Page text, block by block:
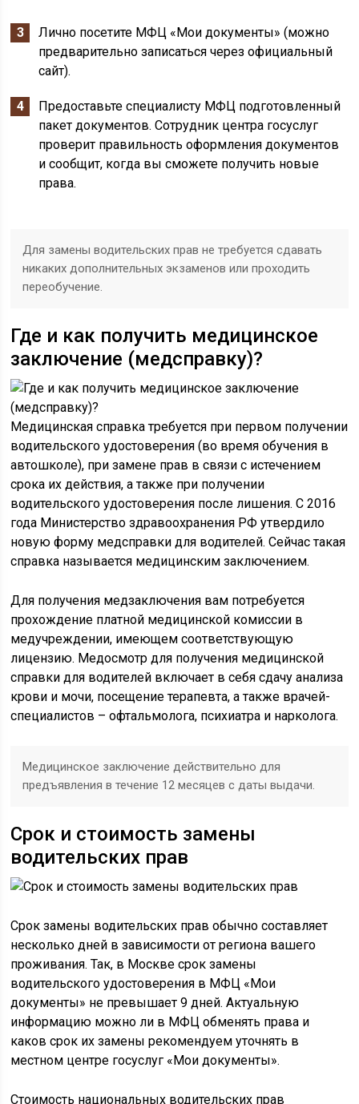
Лично посетите МФЦ «Мои документы» (можно
предварительно записаться через официальный
сайт).
Предоставьте специалисту МФЦ подготовленный
пакет документов. Сотрудник центра госуслуг
проверит правильность оформления документов
и сообщит, когда вы сможете получить новые
права.
Для замены водительских прав не требуется сдавать
никаких дополнительных экзаменов или проходить
переобучение.
Где и как получить медицинское
заключение (медсправку)?
Медицинская справка требуется при первом получении
водительского удостоверения (во время обучения в
автошколе), при замене прав в связи с истечением
срока их действия, а также при получении
водительского удостоверения после лишения. С 2016
года Министерство здравоохранения РФ утвердило
новую форму медсправки для водителей. Сейчас такая
справка называется медицинским заключением.
Для получения медзаключения вам потребуется
прохождение платной медицинской комиссии в
медучреждении, имеющем соответствующую
лицензию. Медосмотр для получения медицинской
справки для водителей включает в себя сдачу анализа
крови и мочи, посещение терапевта, а также врачей-
специалистов – офтальмолога, психиатра и нарколога.
Медицинское заключение действительно для
предъявления в течение 12 месяцев с даты выдачи.
Срок и стоимость замены
водительских прав
Срок замены водительских прав обычно составляет
несколько дней в зависимости от региона вашего
проживания. Так, в Москве срок замены
водительского удостоверения в МФЦ «Мои
документы» не превышает 9 дней. Актуальную
информацию можно ли в МФЦ обменять права и
каков срок их замены рекомендуем уточнять в
местном центре госуслуг «Мои документы».
Стоимость национальных водительских прав